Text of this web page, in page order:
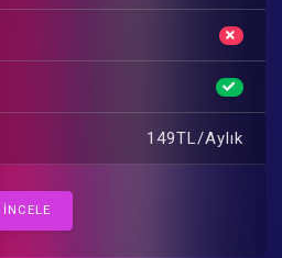
149TL/Aylık
İNCELE